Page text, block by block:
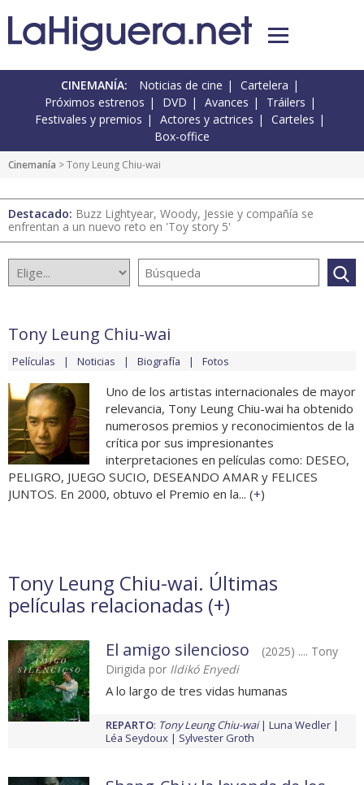
CINEMANÍA: Noticias de cine
Cartelera
Próximos estrenos
DVD Avances
Tráilers
Festivales y premios
Actores y actrices
Carteles
Box-office
Cinemanía > Tony Leung Chiu-wai
Destacado: Buzz Lightyear, Woody, Jessie y compañía se
enfrentan a un nuevo reto en 'Toy story 5'
Tony Leung Chiu-wai
Películas Noticias Biografía Fotos
Uno de los artistas internacionales de mayor
relevancia, Tony Leung Chiu-wai ha obtenido
numerosos premios y reconocimientos de la
crítica por sus impresionantes
interpretaciones en películas como: DESEO,
PELIGRO, JUEGO SUCIO, DESEANDO AMAR y FELICES
JUNTOS. En 2000, obtuvo el Premio en la... (+)
Tony Leung Chiu-wai. Últimas
películas relacionadas (+)
El amigo silencioso
(2025) .... Tony
Dirigida por Ildikó Enyedi
A lo largo de tres vidas humanas
REPARTO: Tony Leung Chiu-wai
Luna Wedler
Léa Seydoux
Sylvester Groth